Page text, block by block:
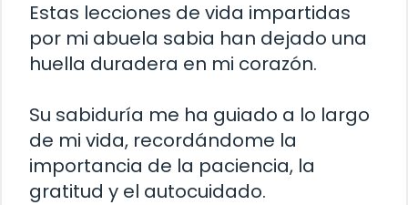
Estas lecciones de vida impartidas
por mi abuela sabia han dejado una
huella duradera en mi corazón.
Su sabiduría me ha guiado a lo largo
de mi vida, recordándome la
importancia de la paciencia, la
gratitud y el autocuidado.